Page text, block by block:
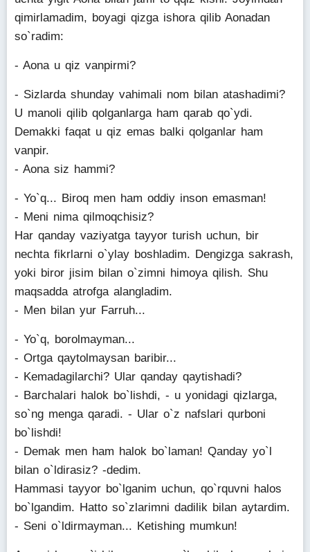
qimirlamadim, boyagi qizga ishora qilib Aonadan
so`radim:
- Aona u qiz vanpirmi?
- Sizlarda shunday vahimali nom bilan atashadimi?
U manoli qilib qolganlarga ham qarab qo`ydi.
Demakki faqat u qiz emas balki qolganlar ham
vanpir.
- Aona siz hammi?
- Yo`q... Biroq men ham oddiy inson emasman!
- Meni nima qilmoqchisiz?
Har qanday vaziyatga tayyor turish uchun, bir
nechta fikrlarni o`ylay boshladim. Dengizga sakrash,
yoki biror jisim bilan o`zimni himoya qilish. Shu
maqsadda atrofga alangladim.
- Men bilan yur Farruh...
- Yo`q, borolmayman...
- Ortga qaytolmaysan baribir...
- Kemadagilarchi? Ular qanday qaytishadi?
- Barchalari halok bo`lishdi, - u yonidagi qizlarga,
so`ng menga qaradi. - Ular o`z nafslari qurboni
bo`lishdi!
- Demak men ham halok bo`laman! Qanday yo`l
bilan o`ldirasiz? -dedim.
Hammasi tayyor bo`lganim uchun, qo`rquvni halos
bo`lgandim. Hatto so`zlarimni dadilik bilan aytardim.
- Seni o`ldirmayman... Ketishing mumkun!